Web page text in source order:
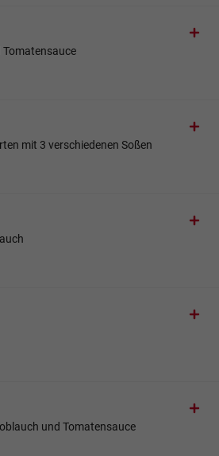
Tomatensauce
mit 3 verschiedenen Soßen
und Tomatensauce